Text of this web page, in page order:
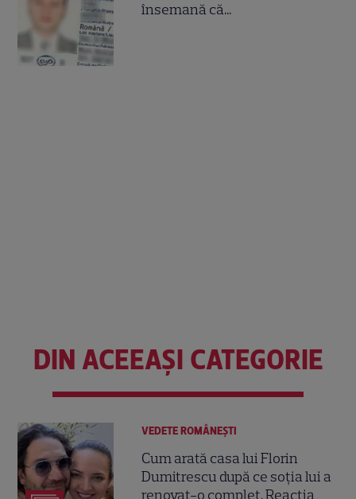
însemană că...
DIN ACEEAȘI CATEGORIE
VEDETE ROMÂNEŞTI
Cum arată casa lui Florin
Dumitrescu după ce soția lui a
renovat-o complet. Reacția